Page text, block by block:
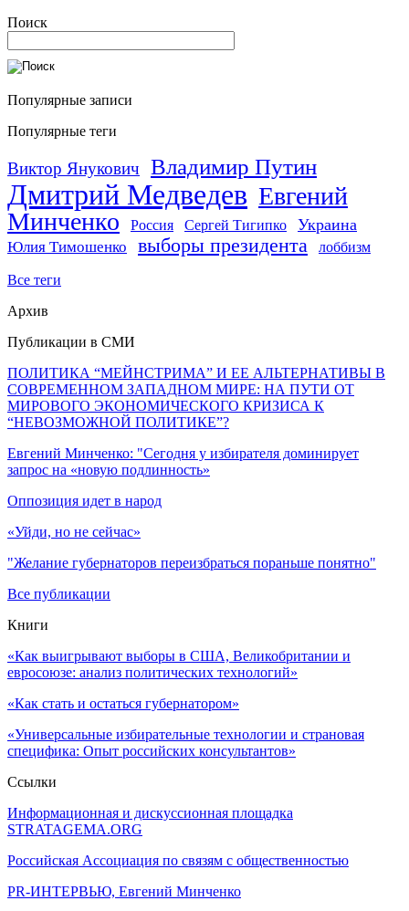
Поиск
Популярные записи
Популярные теги
Виктор Янукович Владимир Путин
Дмитрий Медведев Евгений
Минченко
Россия Сергей Тигипко Украина
Юлия Тимошенко выборы президента лоббизм
Все теги
Архив
Публикации в СМИ
ПОЛИТИКА “МЕЙНСТРИМА” И ЕЕ АЛЬТЕРНАТИВЫ В
СОВРЕМЕННОМ ЗАПАДНОМ МИРЕ: НА ПУТИ ОТ
МИРОВОГО ЭКОНОМИЧЕСКОГО КРИЗИСА К
“НЕВОЗМОЖНОЙ ПОЛИТИКЕ”?
Евгений Минченко: "Сегодня у избирателя доминирует
запрос на «новую подлинность»
Оппозиция идет в народ
«Уйди, но не сейчас»
"Желание губернаторов переизбраться пораньше понятно"
Все публикации
Книги
«Как выигрывают выборы в США, Великобритании и
евросоюзе: анализ политических технологий»
«Как стать и остаться губернатором»
«Универсальные избирательные технологии и страновая
специфика: Опыт российских консультантов»
Ссылки
Информационная и дискуссионная площадка
STRATAGEMA.ORG
Российская Ассоциация по связям с общественностью
PR-ИНТЕРВЬЮ, Евгений Минченко